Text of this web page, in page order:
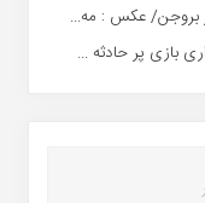
بروجن/ عکس : مه...
بازی پر حادثه ...